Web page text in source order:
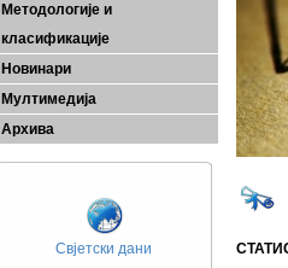
Методологије и
класификације
Новинари
Мултимедија
Архива
Свјетски дани